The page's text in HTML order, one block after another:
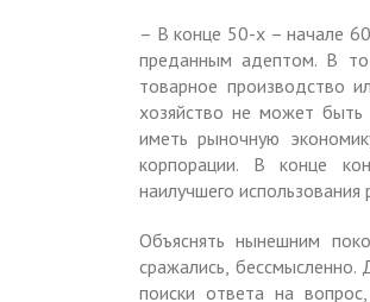
– В конце 50-х – начале
преданным адептом. В то
товарное производство
хозяйство не может
иметь рыночную
корпорации. В конце
наилучшего
Объяснять нынешним
сражались,
поиски ответа на